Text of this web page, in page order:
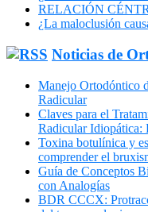
RELACIÓN
¿La maloclusión
Noticias de
Manejo Ortodóntico
Radicular
Claves para el
Radicular Idiopática:
Toxina botulínica y
comprender el
Guía de Conceptos
con Analogías
BDR CCCX: